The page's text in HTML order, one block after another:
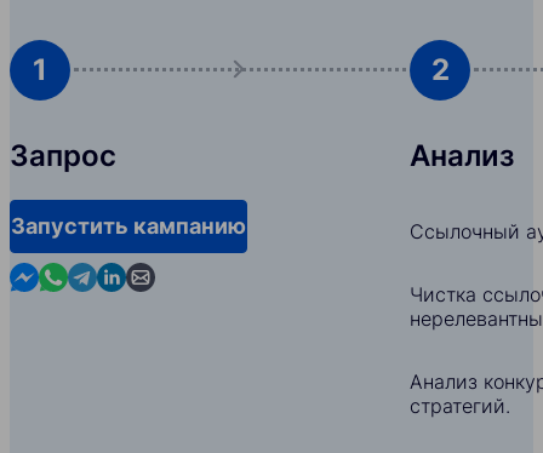
1
Запрос
Запустить кампанию
Contact us in Messenger
Contact us in WhatsApp
Contact us in Telegram
Contact us in Linkedin
Contact us by email
2
Анализ
Ссылочный
Чистка
Анализ
стратегий.